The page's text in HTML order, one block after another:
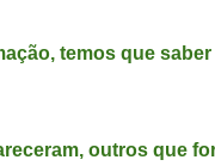
temos que
outros que